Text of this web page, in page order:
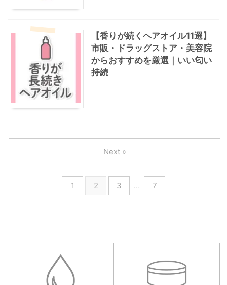
【香りが続くヘアオイル11選】
市販・ドラッグストア・美容院
からおすすめを厳選｜いい匂い
持続
1 2 3 … 7
Next »